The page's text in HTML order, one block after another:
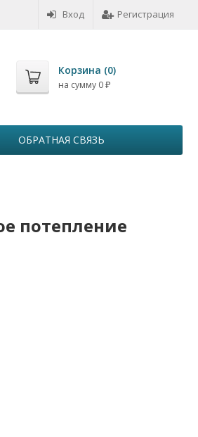
Вход Регистрация
Корзина (0)
на сумму 0 ₽
ОБРАТНАЯ СВЯЗЬ
потепление